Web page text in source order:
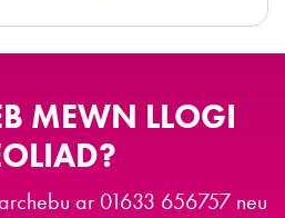
MEWN LLOGI
ar 01633 656757 neu